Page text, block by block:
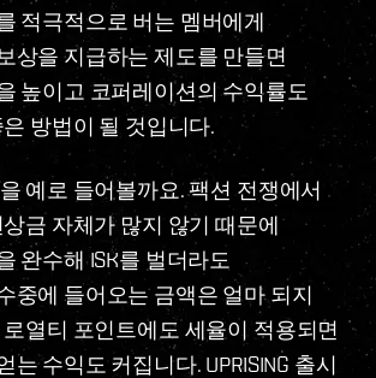
적극적으로 버는 멤버에게
상을 지급하는 제도를 만들면
높이고 코퍼레이션의 수익률도
방법이 될 것입니다.
예로 들어볼까요. 팩션 전쟁에서
금 자체가 많지 않기 때문에
완수해 ISK를 벌더라도
중에 들어오는 금액은 얼마 되지
열티 포인트에도 세율이 적용되면
는 수익도 커집니다. UPRISING 출시